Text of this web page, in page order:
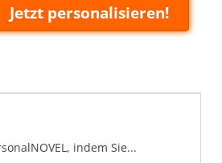
Jetzt personalisieren!
indem Sie...